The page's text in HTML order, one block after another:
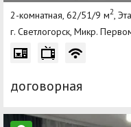
2-комнатная, 62/51/9 м2 ,
г. Светлогорск, Микр.
договорная